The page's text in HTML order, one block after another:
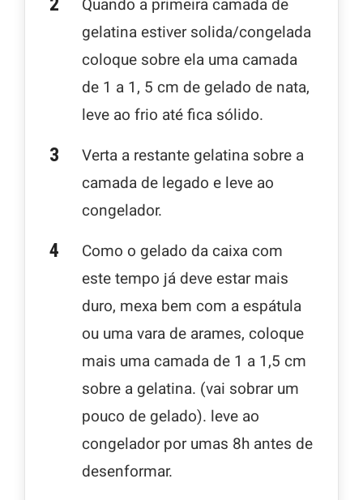
Quando a primeira camada de
gelatina estiver solida/congelada
coloque sobre ela uma camada
de 1 a 1, 5 cm de gelado de nata,
leve ao frio até fica sólido.
Verta a restante gelatina sobre a
camada de legado e leve ao
congelador.
Como o gelado da caixa com
este tempo já deve estar mais
duro, mexa bem com a espátula
ou uma vara de arames, coloque
mais uma camada de 1 a 1,5 cm
sobre a gelatina. (vai sobrar um
pouco de gelado). leve ao
congelador por umas 8h antes de
desenformar.